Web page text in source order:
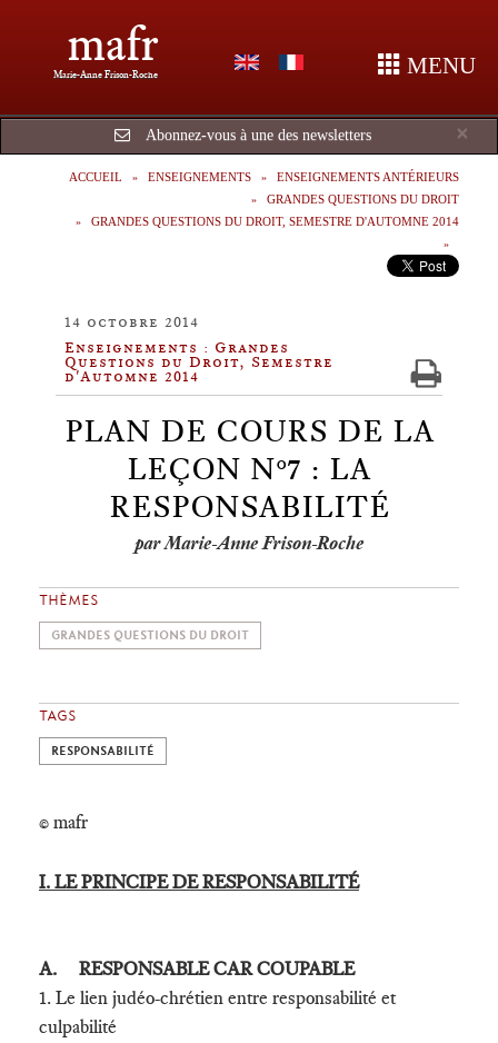
mafr
Marie-Anne Frison-Roche MENU
×
Abonnez-vous à une des newsletters
ACCUEIL ENSEIGNEMENTS
ENSEIGNEMENTS ANTÉRIEURS
GRANDES QUESTIONS DU DROIT
GRANDES QUESTIONS DU DROIT, SEMESTRE D'AUTOMNE 2014
14 octobre 2014
Enseignements : Grandes
Questions du Droit, Semestre
d'Automne 2014
PLAN DE COURS DE LA
LEÇON N°7 : LA
RESPONSABILITÉ
par Marie-Anne Frison-Roche
THÈMES
GRANDES QUESTIONS DU DROIT
TAGS
RESPONSABILITÉ
© mafr
I. LE PRINCIPE DE RESPONSABILITÉ
A. RESPONSABLE CAR COUPABLE
1. Le lien judéo-chrétien entre responsabilité et
culpabilité